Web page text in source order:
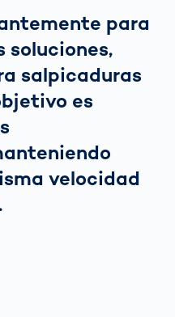
para
soluciones,
salpicaduras
es
velocidad